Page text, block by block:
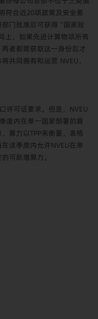
符合近20项政策及安全要
门批准后可获得“国家验
上，如果先进计算物项所有
者都需获取这一身份后才
共同拥有和运营 NVEU，
许可证要求。但是，NVEU
度内在单一国家部署的算
算力以TPP来衡量，表格
该季度内允许NVEU在单
可新增算力。